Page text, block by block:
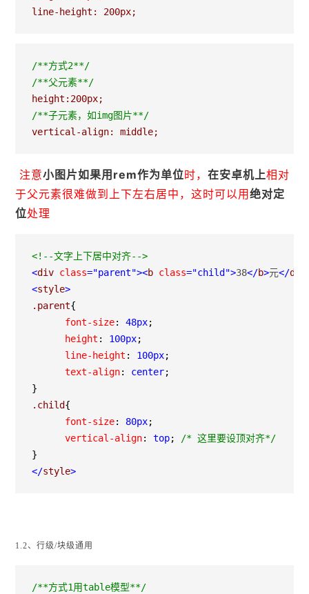
line-height: 200px;
/**方式2**/
/**父元素**/
/**子元素，如img图片**/
vertical-align: middle;
注意小图片如果用rem作为单位时， 在安卓机上相对
于父元素很难做到上下左右居中，这时可以用 绝对定
位处理
<!--文字上下居中对齐-->
<div class="parent"><b class="child">38</b>元</div
<style>
.parent{
      font-size
: 48px;
      height
: 100px;
      line-height
: 100px;
      text-align
: center;
}
.child{
      font-size
: 80px;
      vertical-align
: top; /* 这里要设顶对齐*/
}
</style>
1.2、行级/块级通用
/**方式1用table模型**/